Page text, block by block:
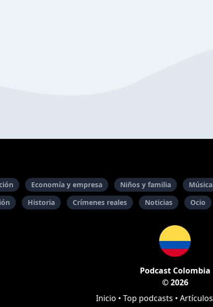
Economía y empresa Niños y familia Música
Historia Crímenes reales Noticias Ocio
Podcast Colombia
© 2026
Inicio • Top podcasts • Artículos